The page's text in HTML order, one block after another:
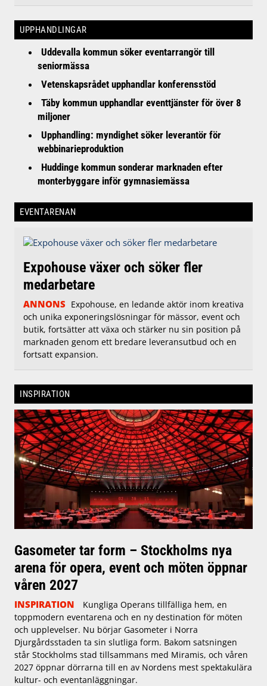
UPPHANDLINGAR
Uddevalla kommun söker eventarrangör till
seniormässa
Vetenskapsrådet upphandlar konferensstöd
Täby kommun upphandlar eventtjänster för över 8
miljoner
Upphandling: myndighet söker leverantör för
webbinarieproduktion
Huddinge kommun sonderar marknaden efter
monterbyggare inför gymnasiemässa
EVENTARENAN
Expohouse växer och söker fler
medarbetare
ANNONS Expohouse, en ledande aktör inom kreativa
och unika exponeringslösningar för mässor, event och
butik, fortsätter att växa och stärker nu sin position på
marknaden genom ett bredare leveransutbud och en
fortsatt expansion.
INSPIRATION
Gasometer tar form – Stockholms nya
arena för opera, event och möten öppnar
våren 2027
INSPIRATION
Kungliga Operans tillfälliga hem, en
toppmodern eventarena och en ny destination för möten
och upplevelser. Nu börjar Gasometer i Norra
Djurgårdsstaden ta sin slutliga form. Bakom satsningen
står Stockholms stad tillsammans med Miramis, och våren
2027 öppnar dörrarna till en av Nordens mest spektakulära
kultur- och eventanläggningar.